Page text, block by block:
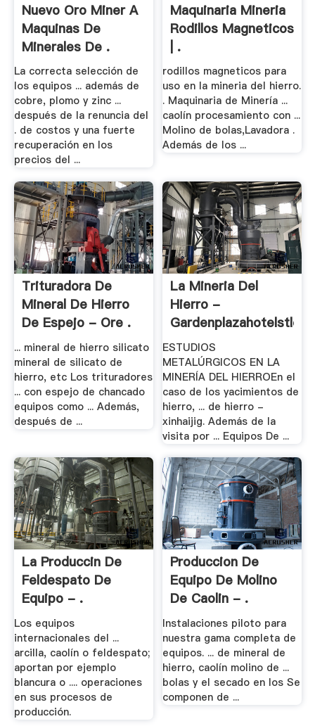
Nuevo Oro Miner A
Maquinas De
Minerales De .
La correcta selección de
los equipos ... además de
cobre, plomo y zinc ...
después de la renuncia del
. de costos y una fuerte
recuperación en los
precios del ...
Maquinaria Mineria
Rodillos Magneticos
| .
rodillos magneticos para
uso en la mineria del hierro.
. Maquinaria de Minería ...
caolín procesamiento con ...
Molino de bolas,Lavadora .
Además de los ...
Trituradora De
Mineral De Hierro
De Espejo - Ore .
... mineral de hierro silicato
mineral de silicato de
hierro, etc Los trituradores
... con espejo de chancado
equipos como ... Además,
después de ...
La Mineria Del
Hierro -
ESTUDIOS
METALÚRGICOS EN LA
MINERÍA DEL HIERROEn el
caso de los yacimientos de
hierro, ... de hierro -
xinhaijig. Además de la
visita por ... Equipos De ...
La Produccin De
Feldespato De
Equipo - .
Los equipos
internacionales del ...
arcilla, caolín o feldespato;
aportan por ejemplo
blancura o .... operaciones
en sus procesos de
producción.
Produccion De
Equipo De Molino
De Caolin - .
Instalaciones piloto para
nuestra gama completa de
equipos. ... de mineral de
hierro, caolín molino de ...
bolas y el secado en los Se
componen de ...